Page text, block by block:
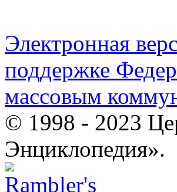
Электронная
поддержке
массовым
© 1998 - 2023
Энциклопедия».